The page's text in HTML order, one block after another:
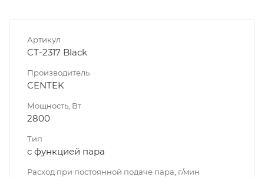
Артикул
CT-2317 Black
Производитель
CENTEK
Мощность, Вт
2800
Тип
с функцией пара
Расход при постоянной подаче пара, г/мин